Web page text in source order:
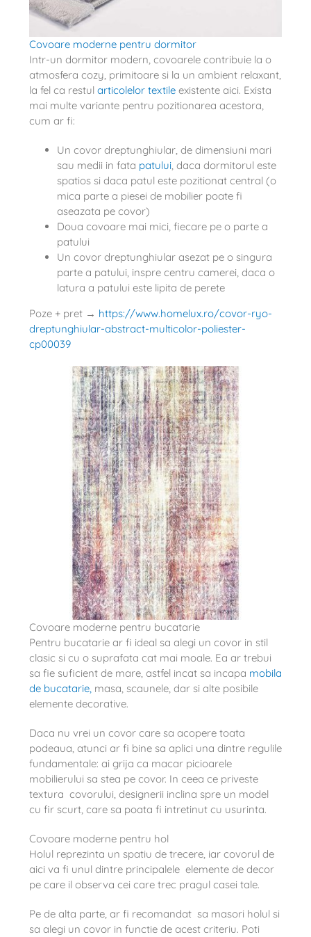
Covoare moderne pentru dormitor
Intr-un dormitor modern, covoarele contribuie la o
atmosfera cozy, primitoare si la un ambient relaxant,
la fel ca restul articolelor textileexistente aici. Exista
mai multe variante pentru pozitionarea acestora,
cum ar fi:
Un covor dreptunghiular, de dimensiuni mari
sau medii in fata patului, daca dormitorul este
spatios si daca patul este pozitionat central (o
mica parte a piesei de mobilier poate fi
aseazata pe covor)
Doua covoare mai mici, fiecare pe o parte a
patului
Un covor dreptunghiular asezat pe o singura
parte a patului, inspre centru camerei, daca o
latura a patului este lipita de perete
Poze + pret → https://www.homelux.ro/covor-ryo-
dreptunghiular-abstract-multicolor-poliester-
cp00039
Covoare moderne pentru bucatarie
Pentru bucatarie ar fi ideal sa alegi un covor in stil
clasic si cu o suprafata cat mai moale. Ea ar trebui
sa fie suficient de mare, astfel incat sa incapa mobila
de bucatarie,masa, scaunele, dar si alte posibile
elemente decorative.
Daca nu vrei un covor care sa acopere toata
podeaua, atunci ar fi bine sa aplici una dintre regulile
fundamentale: ai grija ca macar picioarele
mobilierului sa stea pe covor. In ceea ce priveste
textura covorului, designerii inclina spre un model
cu fir scurt, care sa poata fi intretinut cu usurinta.
Covoare moderne pentru hol
Holul reprezinta un spatiu de trecere, iar covorul de
aici va fi unul dintre principalele elemente de decor
pe care il observa cei care trec pragul casei tale.
Pe de alta parte, ar fi recomandat sa masori holul si
sa alegi un covor in functie de acest criteriu. Poti